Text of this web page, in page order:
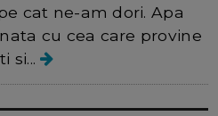
cat ne-am dori. Apa
cu cea care provine
si...